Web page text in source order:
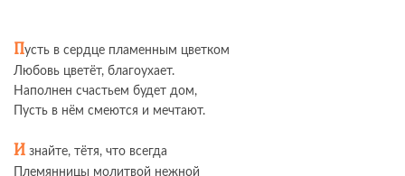
Пусть в сердце пламенным цветком
Любовь цветёт, благоухает.
Наполнен счастьем будет дом,
Пусть в нём смеются и мечтают.
И знайте, тётя, что всегда
Племянницы молитвой нежной